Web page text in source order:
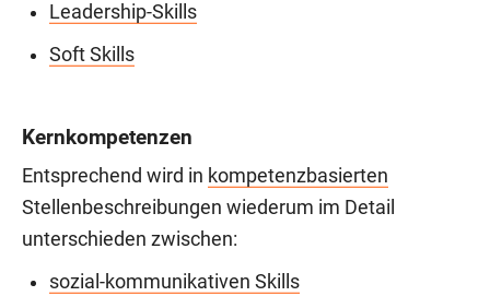
Leadership-Skills
Soft Skills
Kernkompetenzen
Entsprechend wird in kompetenzbasierten
Stellenbeschreibungen wiederum im Detail
unterschieden zwischen:
sozial-kommunikativen Skills